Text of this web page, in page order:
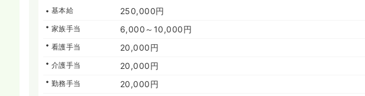
基本給 250,000円
家族手当 6,000～10,000円
看護手当 20,000円
介護手当 20,000円
勤務手当 20,000円